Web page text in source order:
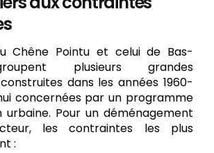
Chêne Pointu et celui de Bas-
plusieurs grandes
dans les années 1960-
concernées par un programme
urbaine. Pour un déménagement
les contraintes les plus
: